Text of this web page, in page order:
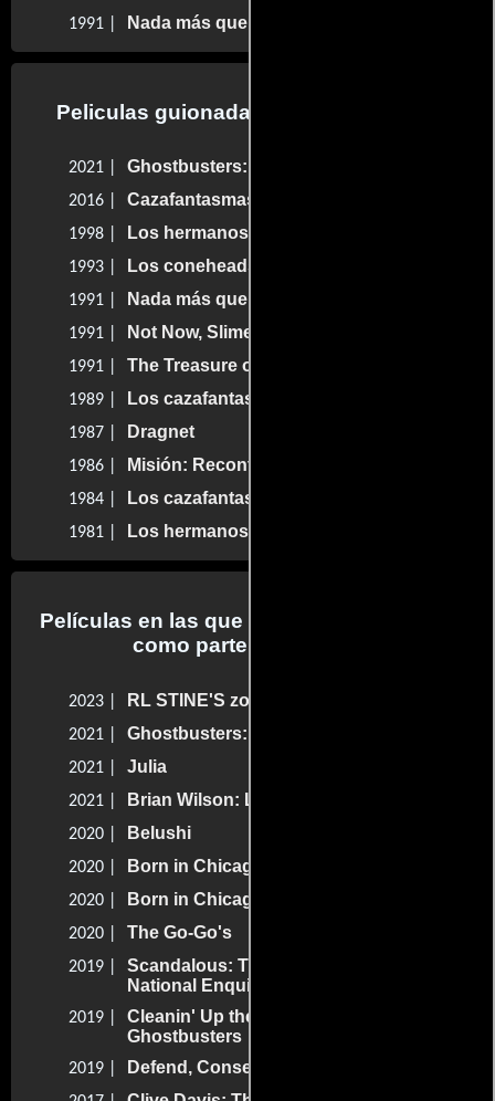
1991 | Nada más que problemas
Peliculas guionadas por Dan Aykroyd
2021 | Ghostbusters: El legado
2016 | Cazafantasmas: Responde al llamado
1998 | Los hermanos caradura 2000
1993 | Los coneheads
1991 | Nada más que problemas
1991 | Not Now, Slimer!
1991 | The Treasure of Sierra Tamale
1989 | Los cazafantasmas 2
1987 | Dragnet
1986 | Misión: Recontraespionaje
1984 | Los cazafantasmas
1981 | Los hermanos caradura
Películas en las que Dan Aykroyd trabajo
como parte del reparto
2023 | RL STINE'S zombie town
2021 | Ghostbusters: El legado
2021 | Julia
2021 | Brian Wilson: Long Promised Road
2020 | Belushi
2020 | Born in Chicago
2020 | Born in Chicago
2020 | The Go-Go's
2019 |
Scandalous: The Untold Story of the
National Enquirer
2019 |
Cleanin' Up the Town: Remembering
Ghostbusters
2019 | Defend, Conserve, Protect